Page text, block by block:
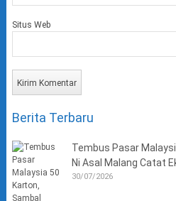
Situs Web
Berita Terbaru
Tembus Pasar
Ni Asal Malang Catat
30/07/2026